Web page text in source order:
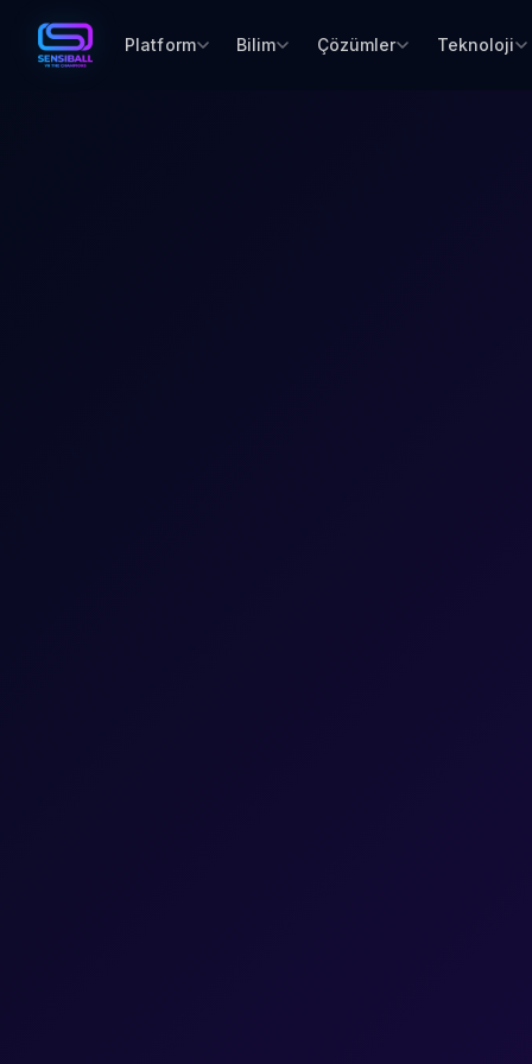
Platform Bilim Çözümler Teknoloji